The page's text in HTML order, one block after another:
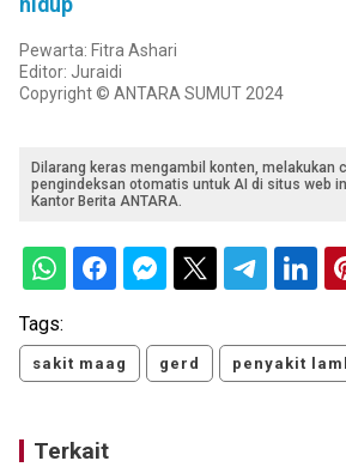
hidup
Pewarta: Fitra Ashari
Editor: Juraidi
Copyright © ANTARA SUMUT 2024
Dilarang keras mengambil konten, melakukan
pengindeksan otomatis untuk AI di situs web
Kantor Berita ANTARA.
Tags:
sakit maag gerd penyakit
Terkait